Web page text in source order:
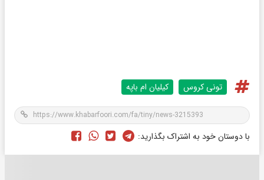
تونی کروس کیلیان ام باپه
با دوستان خود به اشتراک بگذارید: